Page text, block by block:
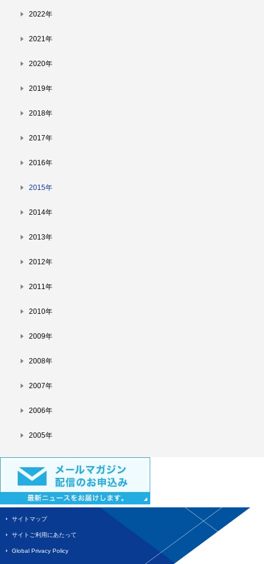
2022年
2021年
2020年
2019年
2018年
2017年
2016年
2015年
2014年
2013年
2012年
2011年
2010年
2009年
2008年
2007年
2006年
2005年
サイトマップ
サイトご利用にあたって
Global Privacy Policy